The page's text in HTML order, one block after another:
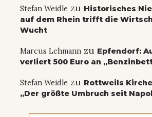
Stefan Weidle zu Historisches
auf dem Rhein trifft die
Wucht
Marcus Lehmann zu Epfendorf:
verliert 500 Euro an
Stefan Weidle zu Rottweils
„Der größte Umbruch seit